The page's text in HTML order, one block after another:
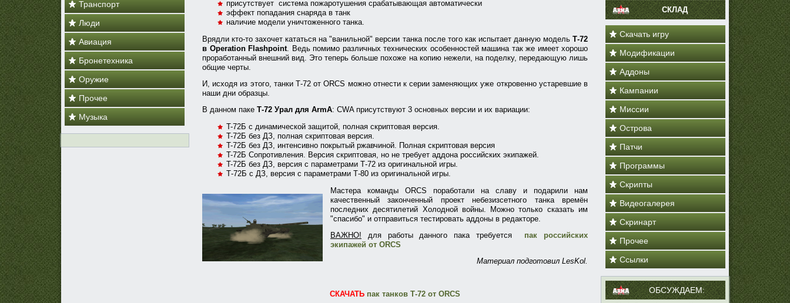
Транспорт
Люди
Авиация
Бронетехника
Оружие
Прочее
Музыка
присутствует система пожаротушения срабатывающая автоматически
эффект попадания снаряда в танк
наличие модели уничтоженного танка.
Врядли кто-то захочет кататься на "ванильной" версии танка после того как испытает данную модель Т-72
в Operation Flashpoint. Ведь помимо различных технических особенностей машина так же имеет хорошо
проработанный внешний вид. Это теперь больше похоже на копию нежели, на поделку, передающую лишь
общие черты.
И, исходя из этого, танки Т-72 от ORCS можно отнести к серии заменяющих уже откровенно устаревшие в
наши дни образцы.
В данном паке Т-72 Урал для ArmA: CWA присутствуют 3 основных версии и их вариации:
T-72Б с динамической защитой, полная скриптовая версия.
T-72Б без ДЗ, полная скриптовая версия.
T-72Б без ДЗ, интенсивно покрытый ржавчиной. Полная скриптовая версия
T-72Б Сопротивления. Версия скриптовая, но не требует аддона российских экипажей.
T-72Б без ДЗ, версия с параметрами Т-72 из оригинальной игры.
Т-72Б с ДЗ, версия с параметрами Т-80 из оригинальной игры.
Мастера команды ORCS поработали на славу и подарили нам
качественный законченный проект небезизсетного танка времён
последних десятилетий Холодной войны. Можно только сказать им
"спасибо" и отправиться тестировать аддоны в редакторе.
ВАЖНО! для работы данного пака требуется
пак российских
экипажей от ORCS
Материал подготовил LesKol.
CКАЧАТЬ пак танков Т-72 от ORCS
СКЛАД
Скачать игру
Модификации
Аддоны
Кампании
Миссии
Острова
Патчи
Программы
Скрипты
Видеогалерея
Скринарт
Прочее
Ссылки
ОБСУЖДАЕМ: